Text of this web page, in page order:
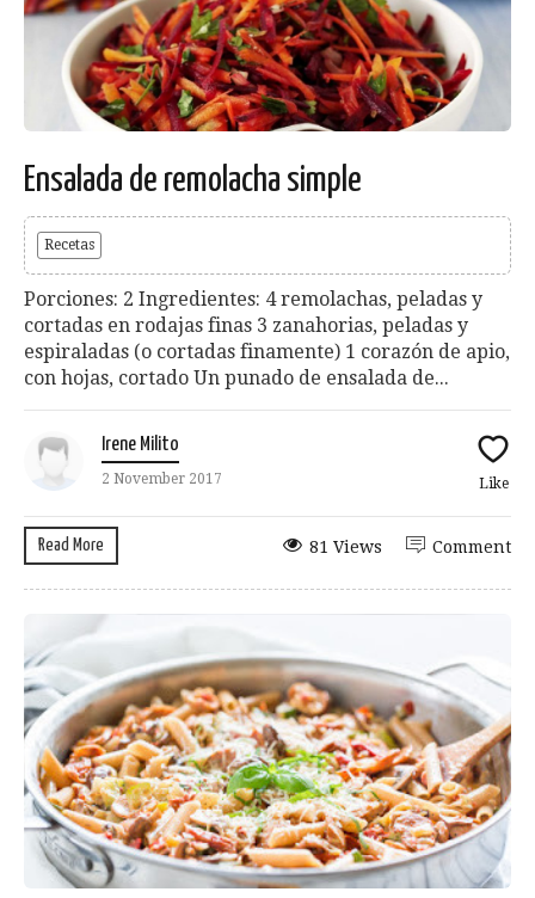
Ensalada de remolacha simple
Recetas
Porciones: 2 Ingredientes: 4 remolachas, peladas y
cortadas en rodajas finas 3 zanahorias, peladas y
espiraladas (o cortadas finamente) 1 corazón de apio,
con hojas, cortado Un punado de ensalada de...
Irene Milito
2 November 2017 Like
Read More Comment
81 Views